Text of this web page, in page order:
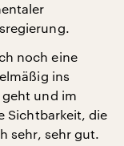
noch eine
ins
geht und im
Sichtbarkeit, die
sehr, sehr gut.